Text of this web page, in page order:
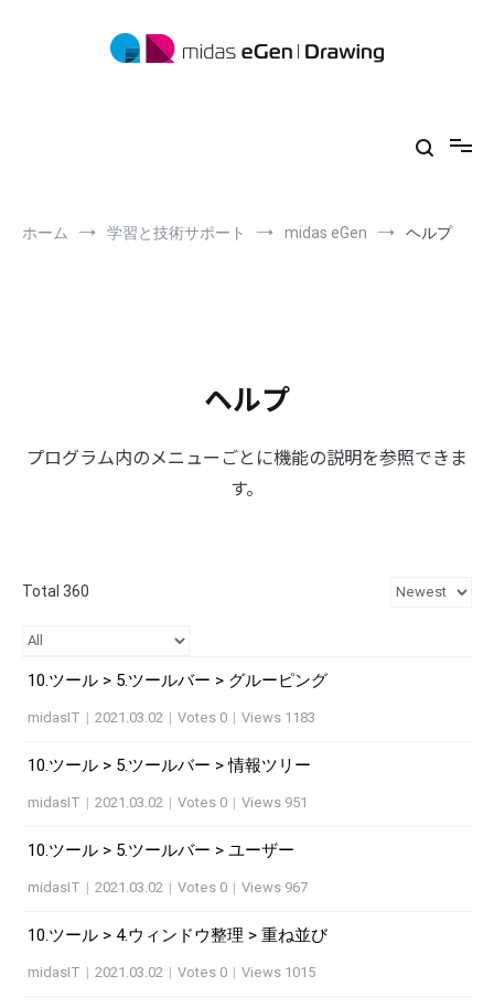
ホーム 学習と技術サポート midas eGen ヘルプ
ヘルプ
プログラム内のメニューごとに機能の説明を参照できま
す。
Total 360
10.ツール > 5.ツールバー > グルーピング
midasIT | 2021.03.02 | Votes 0 | Views 1183
10.ツール > 5.ツールバー > 情報ツリー
midasIT | 2021.03.02 | Votes 0 | Views 951
10.ツール > 5.ツールバー > ユーザー
midasIT | 2021.03.02 | Votes 0 | Views 967
10.ツール > 4.ウィンドウ整理 > 重ね並び
midasIT | 2021.03.02 | Votes 0 | Views 1015